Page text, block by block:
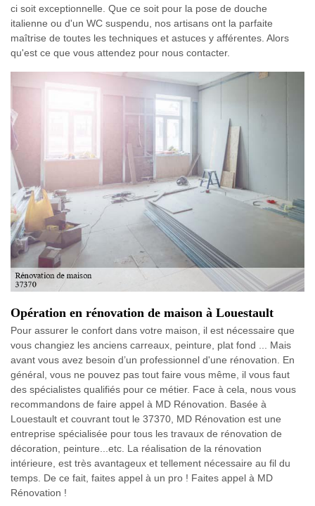
ci soit exceptionnelle. Que ce soit pour la pose de douche
italienne ou d'un WC suspendu, nos artisans ont la parfaite
maîtrise de toutes les techniques et astuces y afférentes. Alors
qu'est ce que vous attendez pour nous contacter.
Opération en rénovation de maison à Louestault
Pour assurer le confort dans votre maison, il est nécessaire que
vous changiez les anciens carreaux, peinture, plat fond ... Mais
avant vous avez besoin d’un professionnel d'une rénovation. En
général, vous ne pouvez pas tout faire vous même, il vous faut
des spécialistes qualifiés pour ce métier. Face à cela, nous vous
recommandons de faire appel à MD Rénovation. Basée à
Louestault et couvrant tout le 37370, MD Rénovation est une
entreprise spécialisée pour tous les travaux de rénovation de
décoration, peinture...etc. La réalisation de la rénovation
intérieure, est très avantageux et tellement nécessaire au fil du
temps. De ce fait, faites appel à un pro ! Faites appel à MD
Rénovation !